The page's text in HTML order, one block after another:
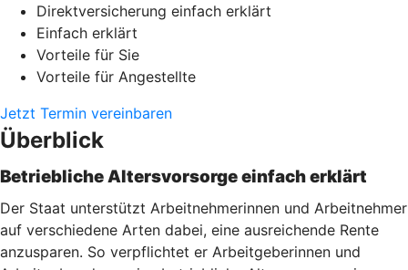
Direktversicherung einfach erklärt
Einfach erklärt
Vorteile für Sie
Vorteile für Angestellte
Jetzt Termin vereinbaren
Überblick
Betriebliche Altersvorsorge einfach erklärt
Der Staat unterstützt Arbeitnehmerinnen und Arbeitnehmer
auf verschiedene Arten dabei, eine ausreichende Rente
anzusparen. So verpflichtet er Arbeitgeberinnen und